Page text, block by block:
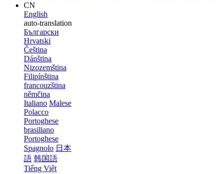
CN
English
auto-translation
Български
Hrvatski
Čeština
Dánština
Nizozemština
Filipínština
francouzština
němčina
Italiano Malese
Polacco
Portoghese
brasiliano
Portoghese
Spagnolo 日本
語 韩国語
Tiếng Việt